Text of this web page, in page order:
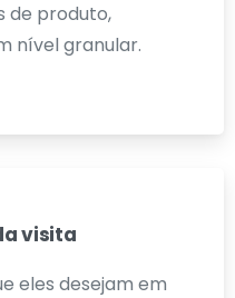
de produto,
nível granular.
visita
eles desejam em